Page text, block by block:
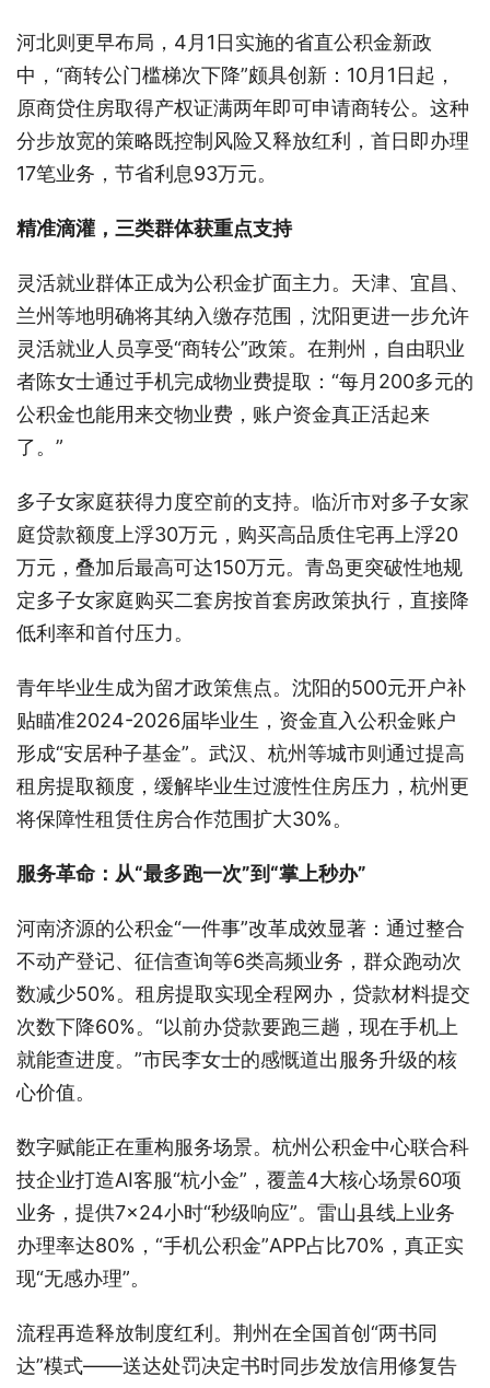
河北则更早布局，4月1日实施的省直公积金新政
中，“商转公门槛梯次下降”颇具创新：10月1日起，
原商贷住房取得产权证满两年即可申请商转公。这种
分步放宽的策略既控制风险又释放红利，首日即办理
17笔业务，节省利息93万元。
精准滴灌，三类群体获重点支持
灵活就业群体正成为公积金扩面主力。天津、宜昌、
兰州等地明确将其纳入缴存范围，沈阳更进一步允许
灵活就业人员享受“商转公”政策。在荆州，自由职业
者陈女士通过手机完成物业费提取：“每月200多元的
公积金也能用来交物业费，账户资金真正活起来
了。”
多子女家庭获得力度空前的支持。临沂市对多子女家
庭贷款额度上浮30万元，购买高品质住宅再上浮20
万元，叠加后最高可达150万元。青岛更突破性地规
定多子女家庭购买二套房按首套房政策执行，直接降
低利率和首付压力。
青年毕业生成为留才政策焦点。沈阳的500元开户补
贴瞄准2024-2026届毕业生，资金直入公积金账户
形成“安居种子基金”。武汉、杭州等城市则通过提高
租房提取额度，缓解毕业生过渡性住房压力，杭州更
将保障性租赁住房合作范围扩大30%。
服务革命：从“最多跑一次”到“掌上秒办”
河南济源的公积金“一件事”改革成效显著：通过整合
不动产登记、征信查询等6类高频业务，群众跑动次
数减少50%。租房提取实现全程网办，贷款材料提交
次数下降60%。“以前办贷款要跑三趟，现在手机上
就能查进度。”市民李女士的感慨道出服务升级的核
心价值。
数字赋能正在重构服务场景。杭州公积金中心联合科
技企业打造AI客服“杭小金”，覆盖4大核心场景60项
业务，提供7×24小时“秒级响应”。雷山县线上业务
办理率达80%，“手机公积金”APP占比70%，真正实
现“无感办理”。
流程再造释放制度红利。荆州在全国首创“两书同
达”模式——送达处罚决定书时同步发放信用修复告